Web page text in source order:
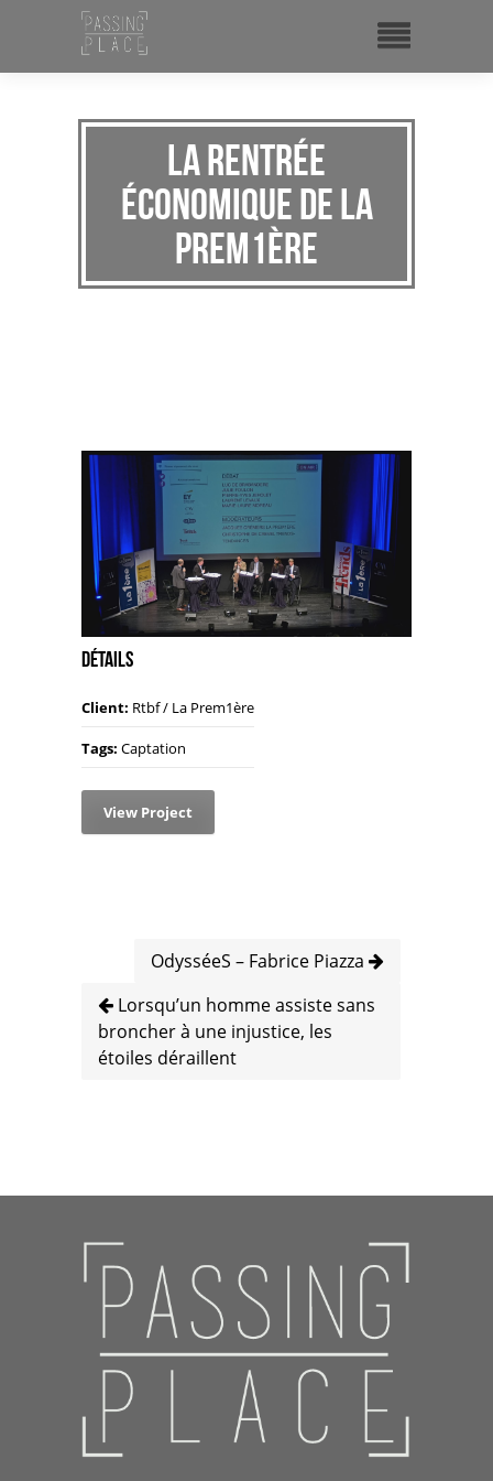
La Rentrée
économique de La
Prem1ère
Détails
Client: Rtbf / La Prem1ère
Tags: Captation
View Project
OdysséeS – Fabrice Piazza
Lorsqu’un homme assiste sans
broncher à une injustice, les
étoiles déraillent